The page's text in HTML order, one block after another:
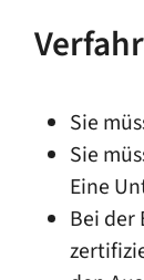
Sie
Sie
Eine
Bei der